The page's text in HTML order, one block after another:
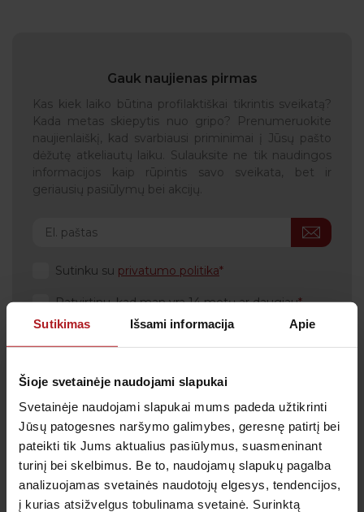
Sutikimas Išsami informacija Apie
Šioje svetainėje naudojami slapukai
Svetainėje naudojami slapukai mums padeda užtikrinti
Jūsų patogesnes naršymo galimybes, geresnę patirtį bei
pateikti tik Jums aktualius pasiūlymus, suasmeninant
turinį bei skelbimus. Be to, naudojamų slapukų pagalba
analizuojamas svetainės naudotojų elgesys, tendencijos,
į kurias atsižvelgus tobulinama svetainė. Surinktą
Gauk naujienas pirmas
Kas kiek laiko būtina profilaktiškai tikrintis sveikatą?
Kada metas skiepytis nuo gripo? Prenumeruokite
naujienlaiškį, kad svarbiausi priminimai į Jūsų pašto
dėžutę atkeliautų laiku. Sulauksite ne tik naudingos
informacijos kaip rūpintis savo sveikata, bet ir
geriausių pasiūlymų bei akcijų.
Sutinku su privatumo politika
Patvirtinu, kad man yra 14 metų ar daugiau
Tel.:+370 700 55 511
Tel.: (iš užsienio)
00-370-37-245330
Skambučiai į klientų aptarnavimo centro numerį
apmokestinami pagal Jūsų ryšio operatoriaus
taikomą tarifą.